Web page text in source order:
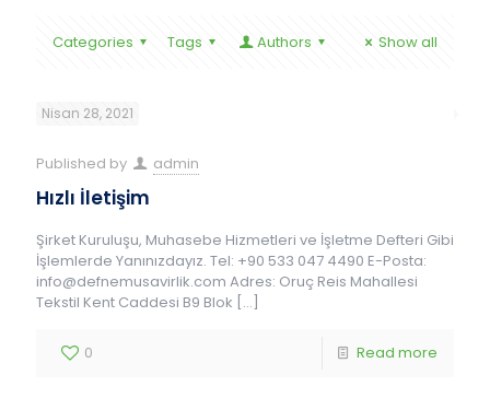
Categories Tags Authors Show all
Nisan 28, 2021
Published by admin
Hızlı İletişim
Şirket Kuruluşu, Muhasebe Hizmetleri ve İşletme Defteri Gibi
İşlemlerde Yanınızdayız. Tel: +90 533 047 4490 E-Posta:
info@defnemusavirlik.com Adres: Oruç Reis Mahallesi
Tekstil Kent Caddesi B9 Blok […]
0 Read more